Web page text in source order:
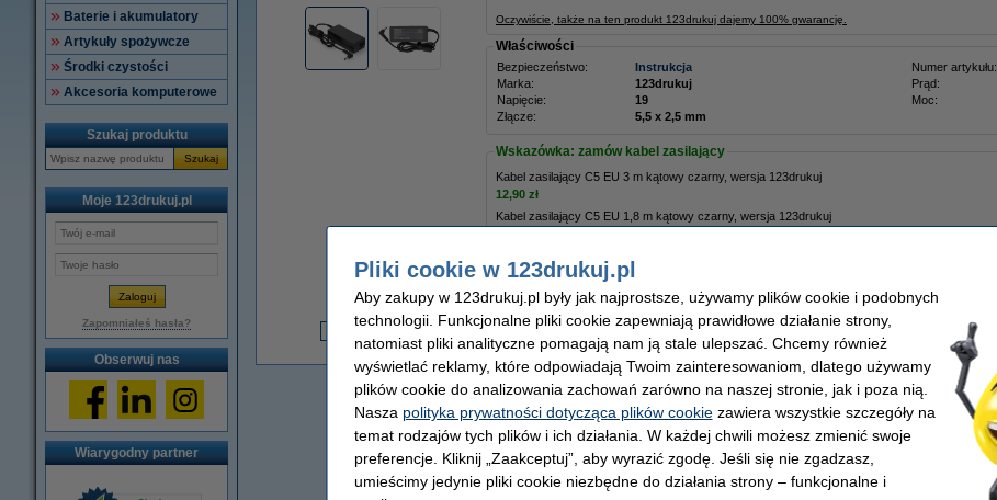
Baterie i akumulatory
Artykuły spożywcze
Środki czystości
Akcesoria komputerowe
Szukaj produktu
Szukaj
Moje 123drukuj.pl
Zapomniałeś hasła?
Obserwuj nas
Wiarygodny partner
Oczywiście, także na ten produkt 123drukuj dajemy 100% gwarancję.
Właściwości
Bezpieczeństwo: Instrukcja Numer artykułu:
Marka:
123drukuj Prąd:
Napięcie:
19 Moc:
Złącze:
5,5 x 2,5 mm
Wskazówka: zamów kabel zasilający
Kabel zasilający C5 EU 3 m kątowy czarny, wersja 123drukuj
12,90 zł
Kabel zasilający C5 EU 1,8 m kątowy czarny, wersja 123drukuj
Zamów na wtorek
39,00 zł
31,71 zł bez VAT
Pliki cookie w 123drukuj.pl
Aby zakupy w 123drukuj.pl były jak najprostsze, używamy plików cookie i podobnych
technologii. Funkcjonalne pliki cookie zapewniają prawidłowe działanie strony,
natomiast pliki analityczne pomagają nam ją stale ulepszać. Chcemy również
wyświetlać reklamy, które odpowiadają Twoim zainteresowaniom, dlatego używamy
plików cookie do analizowania zachowań zarówno na naszej stronie, jak i poza nią.
Nasza polityka prywatności dotycząca plików cookiezawiera wszystkie szczegóły na
temat rodzajów tych plików i ich działania. W każdej chwili możesz zmienić swoje
preferencje. Kliknij „Zaakceptuj”, aby wyrazić zgodę. Jeśli się nie zgadzasz,
umieścimy jedynie pliki cookie niezbędne do działania strony – funkcjonalne i